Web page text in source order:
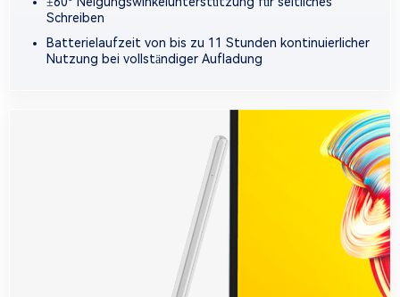
Schreiben
Batterielaufzeit von bis zu 11 Stunden kontinuierlicher
Nutzung bei vollständiger Aufladung